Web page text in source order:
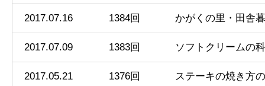
2017.07.16 1384回 かがくの里・田舎
2017.07.09 1383回 ソフトクリームの
2017.05.21 1376回 ステーキの焼き方